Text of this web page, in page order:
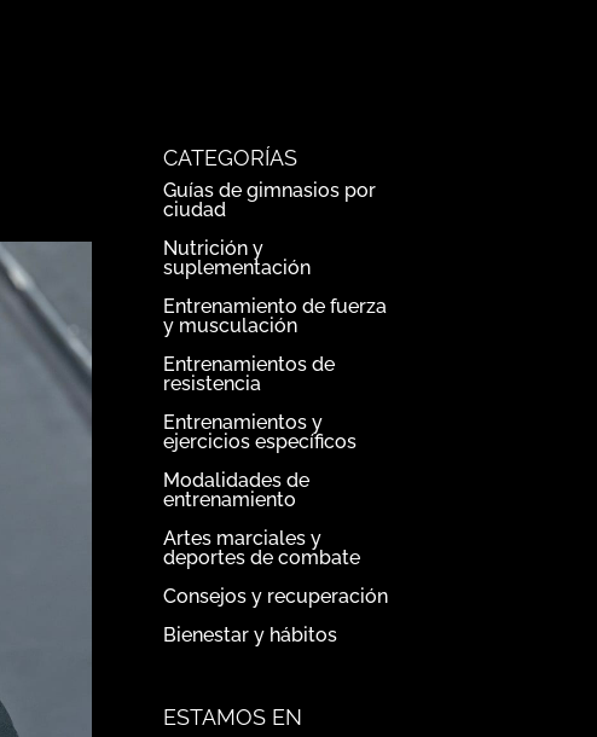
CATEGORÍAS
Guías de gimnasios por
ciudad
Nutrición y
suplementación
Entrenamiento de fuerza
y musculación
Entrenamientos de
resistencia
Entrenamientos y
ejercicios específicos
Modalidades de
entrenamiento
Artes marciales y
deportes de combate
Consejos y recuperación
Bienestar y hábitos
ESTAMOS EN